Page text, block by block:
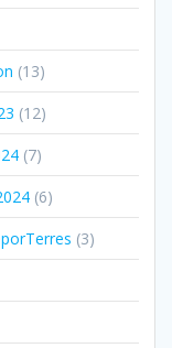
(13)
(12)
(7)
(6)
(3)